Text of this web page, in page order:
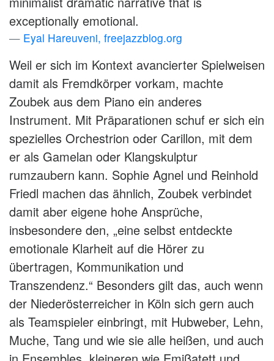
exceptionally emotional.
Eyal Hareuveni, freejazzblog.org
Weil er sich im Kontext avancierter Spielweisen
damit als Fremdkörper vorkam, machte
Zoubek aus dem Piano ein anderes
Instrument. Mit Präparationen schuf er sich ein
spezielles Orchestrion oder Carillon, mit dem
er als Gamelan oder Klangskulptur
rumzaubern kann. Sophie Agnel und Reinhold
Friedl machen das ähnlich, Zoubek verbindet
damit aber eigene hohe Ansprüche,
insbesondere den, „eine selbst entdeckte
emotionale Klarheit auf die Hörer zu
übertragen, Kommunikation und
Transzendenz.“ Besonders gilt das, auch wenn
der Niederösterreicher in Köln sich gern auch
als Teamspieler einbringt, mit Hubweber, Lehn,
Muche, Tang und wie sie alle heißen, und auch